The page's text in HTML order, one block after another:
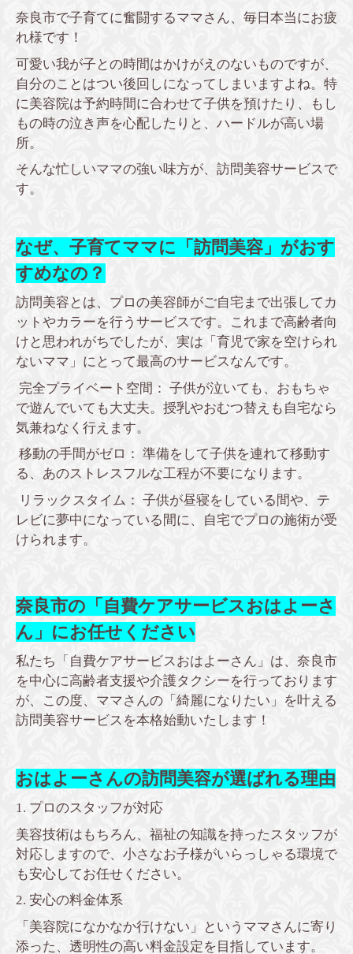
奈良市で子育てに奮闘するママさん、毎日本当にお疲
れ様です！
可愛い我が子との時間はかけがえのないものですが、
自分のことはつい後回しになってしまいますよね。特
に美容院は予約時間に合わせて子供を預けたり、もし
もの時の泣き声を心配したりと、ハードルが高い場
所。
そんな忙しいママの強い味方が、訪問美容サービスで
す。
なぜ、子育てママに「訪問美容」がおす
すめなの？
訪問美容とは、プロの美容師がご自宅まで出張してカ
ットやカラーを行うサービスです。これまで高齢者向
けと思われがちでしたが、実は「育児で家を空けられ
ないママ」にとって最高のサービスなんです。
完全プライベート空間： 子供が泣いても、おもちゃ
で遊んでいても大丈夫。授乳やおむつ替えも自宅なら
気兼ねなく行えます。
移動の手間がゼロ： 準備をして子供を連れて移動す
る、あのストレスフルな工程が不要になります。
リラックスタイム： 子供が昼寝をしている間や、テ
レビに夢中になっている間に、自宅でプロの施術が受
けられます。
奈良市の「自費ケアサービスおはよーさ
ん」にお任せください
私たち「自費ケアサービスおはよーさん」は、奈良市
を中心に高齢者支援や介護タクシーを行っております
が、この度、ママさんの「綺麗になりたい」を叶える
訪問美容サービスを本格始動いたします！
おはよーさんの訪問美容が選ばれる理由
1. プロのスタッフが対応
美容技術はもちろん、福祉の知識を持ったスタッフが
対応しますので、小さなお子様がいらっしゃる環境で
も安心してお任せください。
2. 安心の料金体系
「美容院になかなか行けない」というママさんに寄り
添った、透明性の高い料金設定を目指しています。